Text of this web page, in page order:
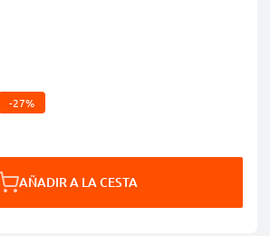
-27%
AÑADIR A LA CESTA